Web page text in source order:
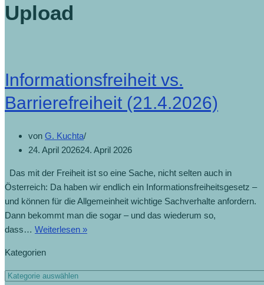
Upload
Informationsfreiheit vs.
Barrierefreiheit (21.4.2026)
von G. Kuchta
24. April 202624. April 2026
Das mit der Freiheit ist so eine Sache, nicht selten auch in
Österreich: Da haben wir endlich ein Informationsfreiheitsgesetz –
und können für die Allgemeinheit wichtige Sachverhalte anfordern.
Dann bekommt man die sogar – und das wiederum so,
dass… Weiterlesen »
Kategorien